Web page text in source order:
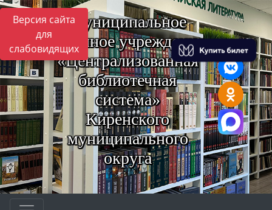
Версия сайта
для
слабовидящих
Муниципальное
казённое учреждение
«Централизованная
библиотечная
система»
Киренского
муниципального
округа